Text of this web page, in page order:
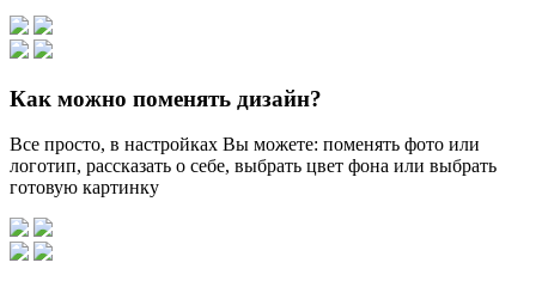
Как можно поменять дизайн?
Все просто, в настройках Вы можете: поменять фото или
логотип, рассказать о себе, выбрать цвет фона или выбрать
готовую картинку